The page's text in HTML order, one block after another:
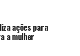
ações para
a mulher